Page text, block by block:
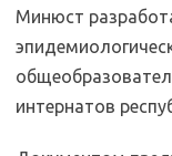
Минюст
интернатов